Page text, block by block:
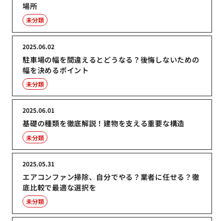
場所
未分類
駐車場の幅を間違えるとどうなる？後悔しないための
幅を決めるポイント
2025.06.02
未分類
基礎の種類を徹底解説！建物を支える重要な構造
2025.06.01
未分類
エアコンファン掃除、自分でやる？業者に任せる？徹
底比較で最適な選択を
2025.05.31
未分類